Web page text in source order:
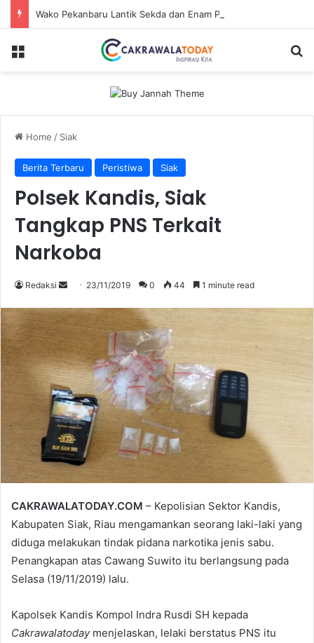
Menu
Home / Siak
Berita Terbaru Peristiwa Siak
Polsek Kandis, Siak
Tangkap PNS Terkait
Narkoba
Redaksi
Send
email
23/11/2019 0 44 1 minute read
CAKRAWALATODAY.COM – Kepolisian Sektor Kandis,
Kabupaten Siak, Riau mengamankan seorang laki-laki yang
diduga melakukan tindak pidana narkotika jenis sabu.
Penangkapan atas Cawang Suwito itu berlangsung pada
Selasa (19/11/2019) lalu.
Kapolsek Kandis Kompol Indra Rusdi SH kepada
Cakrawalatodaymenjelaskan, lelaki berstatus PNS itu